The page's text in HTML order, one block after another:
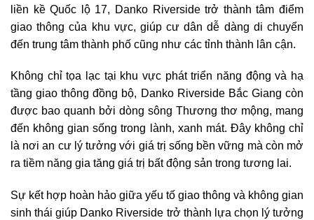
liền kề Quốc lộ 17, Danko Riverside trở thành tâm điểm
giao thông của khu vực, giúp cư dân dễ dàng di chuyển
đến trung tâm thành phố cũng như các tỉnh thành lân cận.
Không chỉ tọa lạc tại khu vực phát triển năng động và hạ
tầng giao thông đồng bộ, Danko Riverside Bắc Giang còn
được bao quanh bởi dòng sông Thương thơ mộng, mang
đến không gian sống trong lành, xanh mát. Đây không chỉ
là nơi an cư lý tưởng với giá trị sống bền vững mà còn mở
ra tiềm năng gia tăng giá trị bất động sản trong tương lai.
Sự kết hợp hoàn hảo giữa yếu tố giao thông và không gian
sinh thái giúp Danko Riverside trở thành lựa chọn lý tưởng